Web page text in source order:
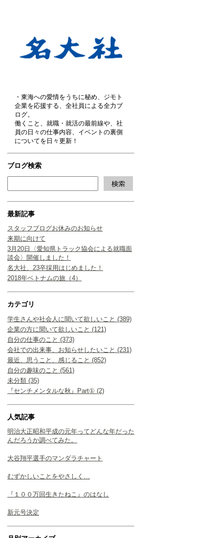
・東海への愛情をうちに秘め、ジモト
企業を応援する、全社員による全力ブ
ログ。
働くこと、就職・就活の最前線や、社
員の日々の仕事内容、イベントの裏側
についてを日々更新！
ブログ検索
最新記事
スタッフブログお休みのお知らせ
来期に向けて
3月20日〈愛知県トラック協会による就職面
談会〉開催しました！
名大社、23卒採用はじめました！
2018年ベトナムの旅（4）
カテゴリ
学生さんや社会人に聞いて欲しいこと (389)
企業の方に聞いて欲しいこと (121)
自分の仕事のこと (373)
会社での出来事、お知らせしたいこと (231)
最近、思うこと、感じること (852)
自分の趣味のこと (561)
未分類 (35)
『センチメンタルな秋』Part① (2)
人気記事
明治大正昭和平成の元年ってどんな年だった
んだろうか調べてみた。
大谷翔平選手のマンダラチャート
むずかしいことをやさしく…
『１００万回生きたねこ』のはなし
新元号決定